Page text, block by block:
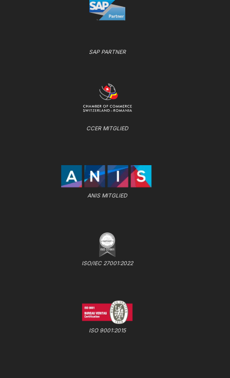
SAP PARTNER
CCER MITGLIED
ANIS MITGLIED
ISO/IEC 27001:2022
ISO 9001:2015